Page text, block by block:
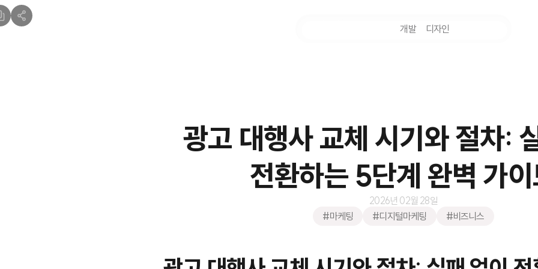
개발 디자인
광고 대행사 교체 시기와 절차:
전환하는 5단계 완벽 가
2026년 02월 28일
#마케팅
#디지털마케팅 #비즈니스